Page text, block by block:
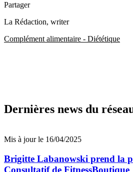
Partager
La Rédaction, writer
Complément alimentaire - Diététique
Dernières news du
Mis à jour le 16/04/2025
Brigitte Labanowski prend la
Consultatif de FitnessBoutique